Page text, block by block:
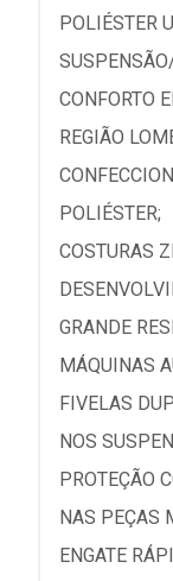
POLIÉSTER
CONFORTO
REGIÃO
POLIÉSTER;
COSTURAS
GRANDE
MÁQUINAS
FIVELAS
NOS
PROTEÇÃO
NAS PEÇAS
ENGATE